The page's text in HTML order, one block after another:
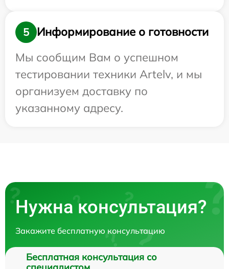
5
Информирование о готовности
Мы сообщим Вам о успешном
тестировании техники Artelv, и мы
организуем доставку по
указанному адресу.
Нужна консультация?
Закажите бесплатную консультацию
Бесплатная консультация со